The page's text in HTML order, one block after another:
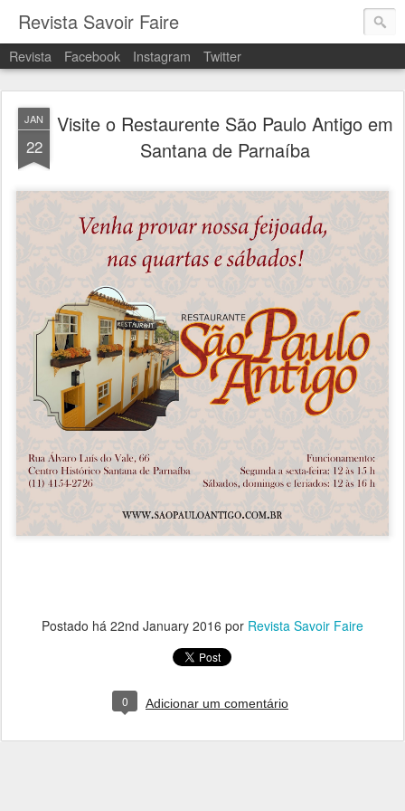
Revista Savoir Faire
Revista Facebook Instagram Twitter
JAN
22
Visite o Restaurente São Paulo Antigo em
Santana de Parnaíba
Postado há 22nd January 2016 por Revista Savoir Faire
0 Adicionar um comentário